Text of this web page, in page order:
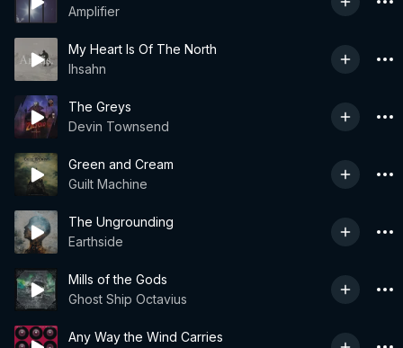
Amplifier
My Heart Is Of The North
Ihsahn
The Greys
Devin Townsend
Green and Cream
Guilt Machine
The Ungrounding
Earthside
Mills of the Gods
Ghost Ship Octavius
Any Way the Wind Carries